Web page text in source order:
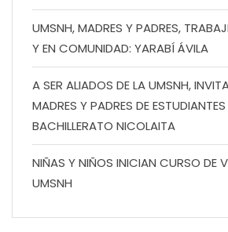
UMSNH, MADRES Y PADRES,
Y EN COMUNIDAD: YARABÍ ÁVILA
A SER ALIADOS DE LA UMSNH,
MADRES Y PADRES DE ESTUDIANTES
BACHILLERATO NICOLAITA
NIÑAS Y NIÑOS INICIAN CURSO DE
UMSNH